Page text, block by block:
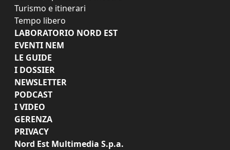
Turismo e itinerari
Tempo libero
LABORATORIO NORD EST
EVENTI NEM
LE GUIDE
I DOSSIER
NEWSLETTER
PODCAST
I VIDEO
GERENZA
PRIVACY
Nord Est Multimedia S.p.a.